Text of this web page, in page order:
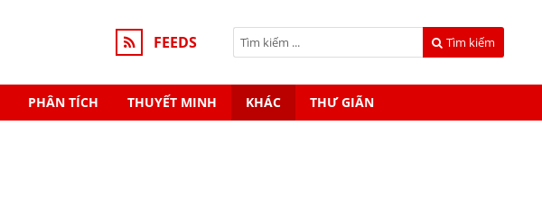
FEEDS Tìm kiếm
PHÂN TÍCH THUYẾT MINH KHÁC THƯ GIÃN